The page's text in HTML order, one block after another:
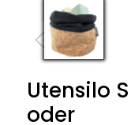
Utensilo
oder